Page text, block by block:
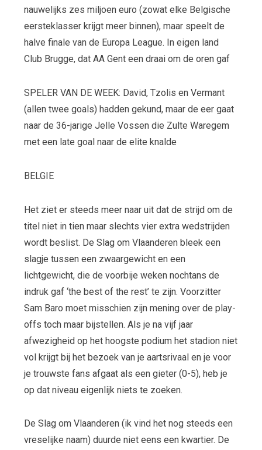
nauwelijks zes miljoen euro (zowat elke Belgische
eersteklasser krijgt meer binnen), maar speelt de
halve finale van de Europa League. In eigen land
Club Brugge, dat AA Gent een draai om de oren gaf
SPELER VAN DE WEEK: David, Tzolis en Vermant
(allen twee goals) hadden gekund, maar de eer gaat
naar de 36-jarige Jelle Vossen die Zulte Waregem
met een late goal naar de elite knalde
BELGIE
Het ziet er steeds meer naar uit dat de strijd om de
titel niet in tien maar slechts vier extra wedstrijden
wordt beslist. De Slag om Vlaanderen bleek een
slagje tussen een zwaargewicht en een
lichtgewicht, die de voorbije weken nochtans de
indruk gaf ‘the best of the rest’ te zijn. Voorzitter
Sam Baro moet misschien zijn mening over de play-
offs toch maar bijstellen. Als je na vijf jaar
afwezigheid op het hoogste podium het stadion niet
vol krijgt bij het bezoek van je aartsrivaal en je voor
je trouwste fans afgaat als een gieter (0-5), heb je
op dat niveau eigenlijk niets te zoeken.
De Slag om Vlaanderen (ik vind het nog steeds een
vreselijke naam) duurde niet eens een kwartier. De